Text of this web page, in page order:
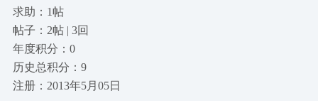
求助：1帖
帖子：2帖 | 3回
年度积分：0
历史总积分：9
注册：2013年5月05日